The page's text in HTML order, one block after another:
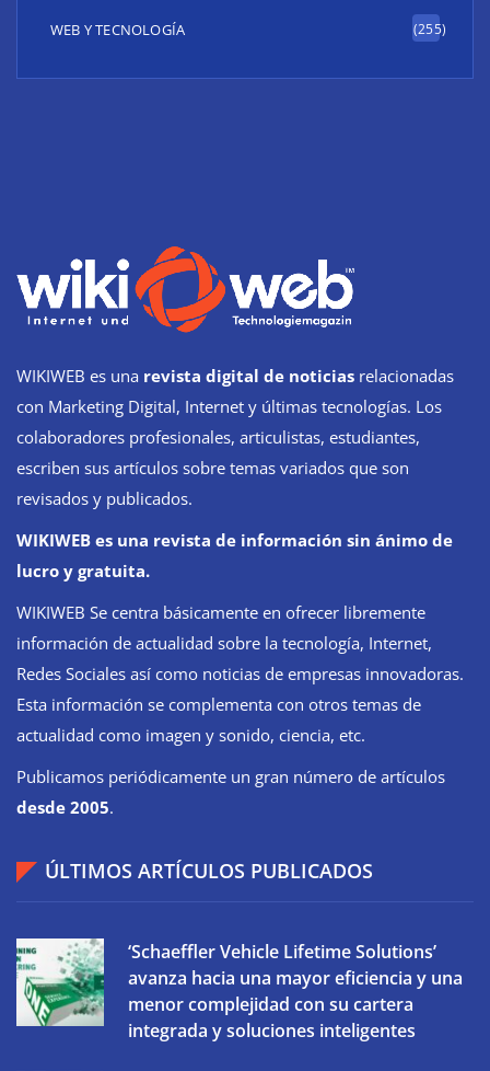
WEB Y TECNOLOGÍA (255)
WIKIWEB es una revista digital de noticias relacionadas
con Marketing Digital, Internet y últimas tecnologías. Los
colaboradores profesionales, articulistas, estudiantes,
escriben sus artículos sobre temas variados que son
revisados y publicados.
WIKIWEB es una revista de información sin ánimo de
lucro y gratuita.
WIKIWEB Se centra básicamente en ofrecer libremente
información de actualidad sobre la tecnología, Internet,
Redes Sociales así como noticias de empresas innovadoras.
Esta información se complementa con otros temas de
actualidad como imagen y sonido, ciencia, etc.
Publicamos periódicamente un gran número de artículos
desde 2005.
ÚLTIMOS ARTÍCULOS PUBLICADOS
‘Schaeffler Vehicle Lifetime Solutions’
avanza hacia una mayor eficiencia y una
menor complejidad con su cartera
integrada y soluciones inteligentes